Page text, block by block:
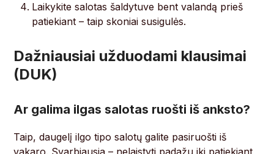
Laikykite salotas šaldytuve bent valandą prieš
patiekiant – taip skoniai susigulės.
Dažniausiai užduodami klausimai
(DUK)
Ar galima ilgas salotas ruošti iš anksto?
Taip, daugelį ilgo tipo salotų galite pasiruošti iš